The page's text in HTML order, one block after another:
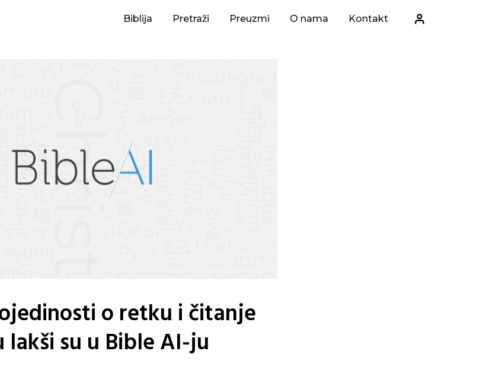
Biblija Pretraži Preuzmi O nama Kontakt
o retku i čitanje
su u Bible AI-ju